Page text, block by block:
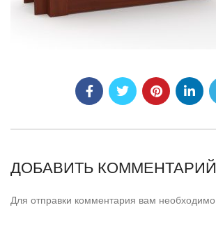
ДОБАВИТЬ КОММЕНТАРИЙ
Для отправки комментария вам необходимо